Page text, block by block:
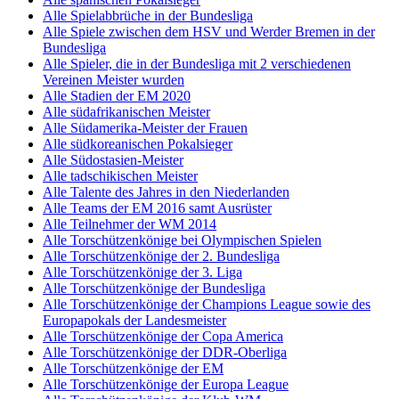
Alle Spielabbrüche in der Bundesliga
Alle Spiele zwischen dem HSV und Werder Bremen in der
Bundesliga
Alle Spieler, die in der Bundesliga mit 2 verschiedenen
Vereinen Meister wurden
Alle Stadien der EM 2020
Alle südafrikanischen Meister
Alle Südamerika-Meister der Frauen
Alle südkoreanischen Pokalsieger
Alle Südostasien-Meister
Alle tadschikischen Meister
Alle Talente des Jahres in den Niederlanden
Alle Teams der EM 2016 samt Ausrüster
Alle Teilnehmer der WM 2014
Alle Torschützenkönige bei Olympischen Spielen
Alle Torschützenkönige der 2. Bundesliga
Alle Torschützenkönige der 3. Liga
Alle Torschützenkönige der Bundesliga
Alle Torschützenkönige der Champions League sowie des
Europapokals der Landesmeister
Alle Torschützenkönige der Copa America
Alle Torschützenkönige der DDR-Oberliga
Alle Torschützenkönige der EM
Alle Torschützenkönige der Europa League